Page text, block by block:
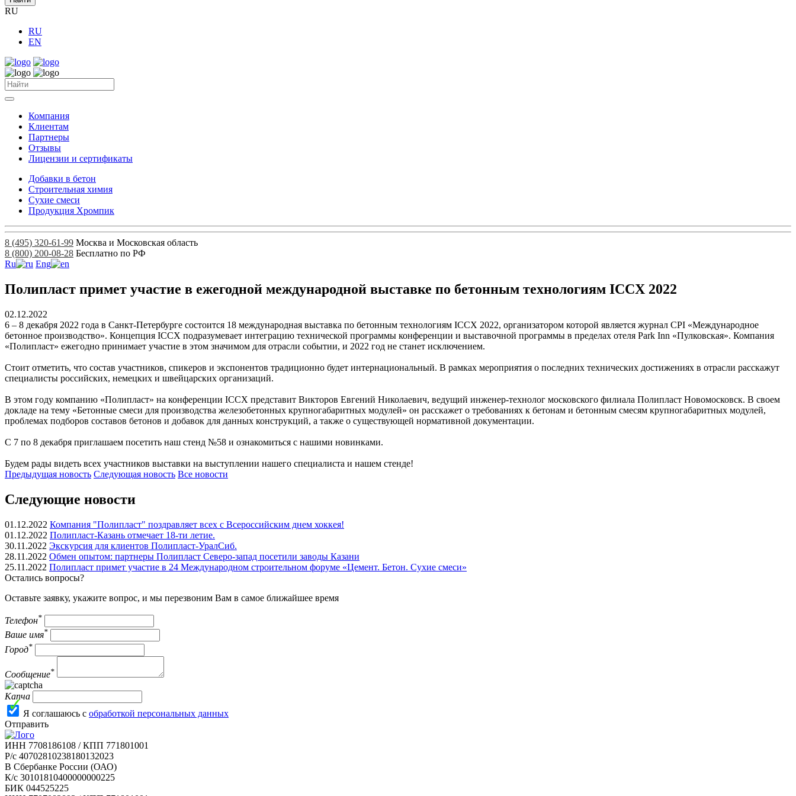
RU
RU
EN
Компания
Клиентам
Партнеры
Отзывы
Лицензии и сертификаты
Добавки в бетон
Строительная химия
Сухие смеси
Продукция Хромпик
8 (495) 320-61-99 Москва и Московская область
8 (800) 200-08-28 Бесплатно по РФ
Ru
Eng
Полипласт примет участие в ежегодной международной выставке по бетонным технологиям ICCX 2022
02.12.2022
6 – 8 декабря 2022 года в Санкт-Петербурге состоится 18 международная выставка по бетонным технологиям ICCX 2022, организатором которой является журнал CPI «Международное
бетонное производство». Концепция ICCX подразумевает интеграцию технической программы конференции и выставочной программы в пределах отеля Park Inn «Пулковская». Компания
«Полипласт» ежегодно принимает участие в этом значимом для отрасли событии, и 2022 год не станет исключением.
Стоит отметить, что состав участников, спикеров и экспонентов традиционно будет интернациональный. В рамках мероприятия о последних технических достижениях в отрасли расскажут
специалисты российских, немецких и швейцарских организаций.
В этом году компанию «Полипласт» на конференции ICCX представит Викторов Евгений Николаевич, ведущий инженер-технолог московского филиала Полипласт Новомосковск. В своем
докладе на тему «Бетонные смеси для производства железобетонных крупногабаритных модулей» он расскажет о требованиях к бетонам и бетонным смесям крупногабаритных модулей,
проблемах подборов составов бетонов и добавок для данных конструкций, а также о существующей нормативной документации.
С 7 по 8 декабря приглашаем посетить наш стенд №58 и ознакомиться с нашими новинками.
Будем рады видеть всех участников выставки на выступлении нашего специалиста и нашем стенде!
Предыдущая новость Следующая новость Все новости
Следующие новости
01.12.2022 Компания "Полипласт" поздравляет всех с Всероссийским днем хоккея!
01.12.2022 Полипласт-Казань отмечает 18-ти летие.
30.11.2022 Экскурсия для клиентов Полипласт-УралСиб.
28.11.2022 Обмен опытом: партнеры Полипласт Северо-запад посетили заводы Казани
25.11.2022 Полипласт примет участие в 24 Международном строительном форуме «Цемент. Бетон. Сухие смеси»
Остались вопросы?
Оставьте заявку, укажите вопрос, и мы перезвоним Вам в самое ближайшее время
Телефон*
Ваше имя*
Город*
Сообщение*
Капча
Я соглашаюсь с обработкой персональных данных
Отправить
ИНН 7708186108 / КПП 771801001
Р/с 40702810238180132023
В Сбербанке России (ОАО)
К/с 30101810400000000225
БИК 044525225